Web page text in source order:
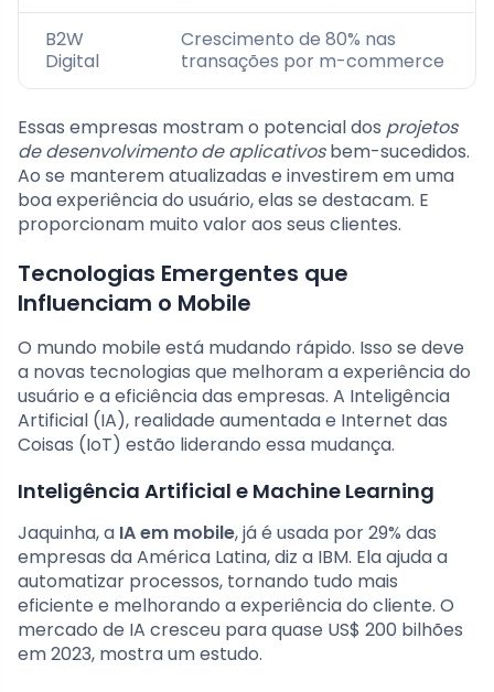
B2W
Digital
Crescimento de 80% nas
transações por m-commerce
Essas empresas mostram o potencial dos projetos
de desenvolvimento de aplicativosbem-sucedidos.
Ao se manterem atualizadas e investirem em uma
boa experiência do usuário, elas se destacam. E
proporcionam muito valor aos seus clientes.
Tecnologias Emergentes que
Influenciam o Mobile
O mundo mobile está mudando rápido. Isso se deve
a novas tecnologias que melhoram a experiência do
usuário e a eficiência das empresas. A Inteligência
Artificial (IA), realidade aumentada e Internet das
Coisas (IoT) estão liderando essa mudança.
Inteligência Artificial e Machine Learning
Jaquinha, a IA em mobile, já é usada por 29% das
empresas da América Latina, diz a IBM. Ela ajuda a
automatizar processos, tornando tudo mais
eficiente e melhorando a experiência do cliente. O
mercado de IA cresceu para quase US$ 200 bilhões
em 2023, mostra um estudo.